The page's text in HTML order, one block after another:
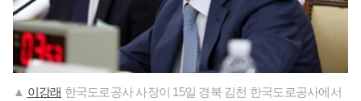
▲ 이강래 한국도로공사 사장이 15일 경북 김천 한국도로공사에서